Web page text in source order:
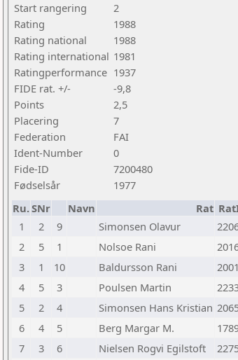
Start rangering
2
Rating
1988
Rating national
1988
Rating international 1981
Ratingperformance 1937
FIDE rat. +/-
-9,8
Points
2,5
Placering
7
Federation
FAI
Ident-Number
0
Fide-ID
7200480
Fødselsår
1977
Ru.SNr Navn Rat
1
2 9 Simonsen Olavur
2
5 1 Nolsoe Rani
3
1 10 Baldursson Rani 2001
4
5 3 Poulsen Martin
5
2 4 Simonsen Hans Kristian
6
4 5 Berg Margar M.
7
3 6 Nielsen Rogvi Egilstoft